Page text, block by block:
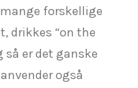
forskellige
drikkes “on the
så er det ganske
også